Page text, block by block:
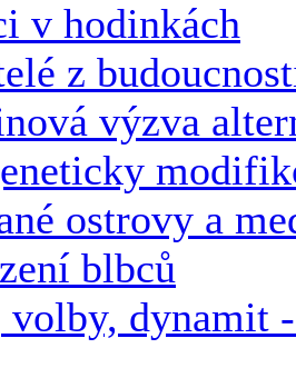
v hodinkách
z
výzva
ostrovy a
blbců
dynamit